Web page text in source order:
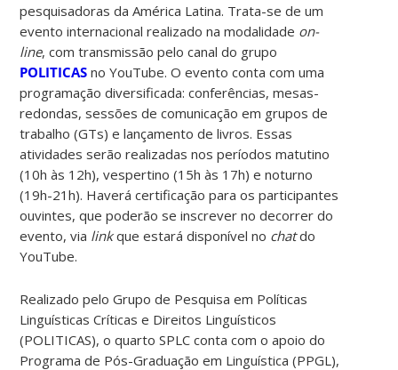
pesquisadoras da América Latina. Trata-se de um
evento internacional realizado na modalidade on-
line, com transmissão pelo canal do grupo
POLITICAS no YouTube. O evento conta com uma
programação diversificada: conferências, mesas-
redondas, sessões de comunicação em grupos de
trabalho (GTs) e lançamento de livros. Essas
atividades serão realizadas nos períodos matutino
(10h às 12h), vespertino (15h às 17h) e noturno
(19h-21h). Haverá certificação para os participantes
ouvintes, que poderão se inscrever no decorrer do
evento, via linkque estará disponível no chatdo
YouTube.
Realizado pelo Grupo de Pesquisa em Políticas
Linguísticas Críticas e Direitos Linguísticos
(POLITICAS), o quarto SPLC conta com o apoio do
Programa de Pós-Graduação em Linguística (PPGL),